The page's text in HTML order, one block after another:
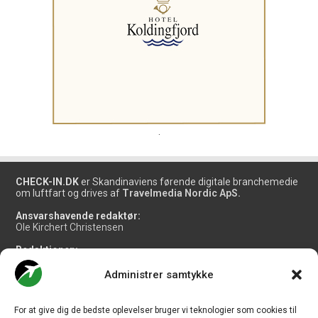
Administrer samtykke
For at give dig de bedste oplevelser bruger vi teknologier som cookies til
CHECK-IN.DK er Skandinaviens førende digitale branchemedie
om luftfart og drives af Travelmedia Nordic ApS.
Ansvarshavende redaktør:
Ole Kirchert Christensen
Redaktionen:
Christian Granhøj Skouboe
Henrik Baumgarten
Danny Longhi Andreasen